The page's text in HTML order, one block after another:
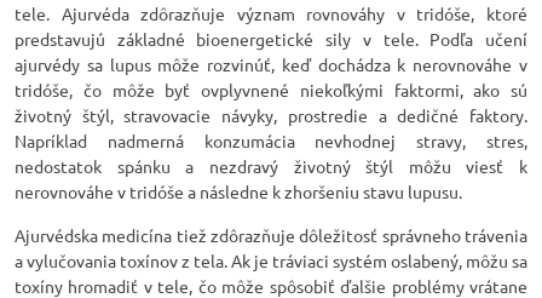
tele. Ajurvéda zdôrazňuje význam rovnováhy v tridóše, ktoré
predstavujú základné bioenergetické sily v tele. Podľa učení
ajurvédy sa lupus môže rozvinúť, keď dochádza k nerovnováhe v
tridóše, čo môže byť ovplyvnené niekoľkými faktormi, ako sú
životný štýl, stravovacie návyky, prostredie a dedičné faktory.
Napríklad nadmerná konzumácia nevhodnej stravy, stres,
nedostatok spánku a nezdravý životný štýl môžu viesť k
nerovnováhe v tridóše a následne k zhoršeniu stavu lupusu.
Ajurvédska medicína tiež zdôrazňuje dôležitosť správneho trávenia
a vylučovania toxínov z tela. Ak je tráviaci systém oslabený, môžu sa
toxíny hromadiť v tele, čo môže spôsobiť ďalšie problémy vrátane